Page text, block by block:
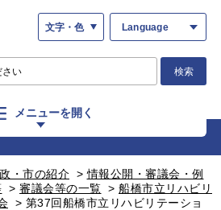
文字・色 Language
検索
メニューを開く
・市の紹介 >情報公開・審議会・例
> 審議会等の一覧 > 船橋市立リハビリ
> 第37回船橋市立リハビリテーショ